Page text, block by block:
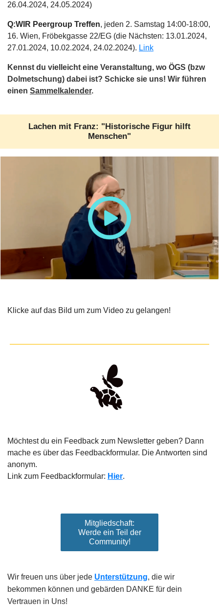
26.04.2024, 24.05.2024)
Q:WIR Peergroup Treffen, jeden 2. Samstag 14:00-18:00,
16. Wien, Fröbekgasse 22/EG (die Nächsten: 13.01.2024,
27.01.2024, 10.02.2024, 24.02.2024). Link
Kennst du vielleicht eine Veranstaltung, wo ÖGS (bzw
Dolmetschung) dabei ist? Schicke sie uns! Wir führen
einen Sammelkalender.
Lachen mit Franz: "Historische Figur hilft
Menschen"
Klicke auf das Bild um zum Video zu gelangen!
Möchtest du ein Feedback zum Newsletter geben? Dann
mache es über das Feedbackformular. Die Antworten sind
anonym.
Link zum Feedbackformular: Hier.
Mitgliedschaft:
Werde ein Teil der
Community!
Wir freuen uns über jede Unterstützung, die wir
bekommen können und gebärden DANKE für dein
Vertrauen in Uns!